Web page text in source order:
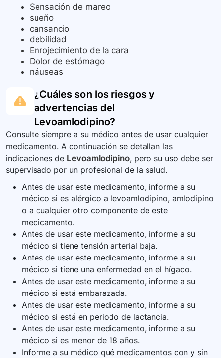
Sensación de mareo
sueño
cansancio
debilidad
Enrojecimiento de la cara
Dolor de estómago
náuseas
¿Cuáles son los riesgos y
advertencias del
Levoamlodipino?
Consulte siempre a su médico antes de usar cualquier
medicamento. A continuación se detallan las
indicaciones de Levoamlodipino, pero su uso debe ser
supervisado por un profesional de la salud.
Antes de usar este medicamento, informe a su
médico si es alérgico a levoamlodipino, amlodipino
o a cualquier otro componente de este
medicamento.
Antes de usar este medicamento, informe a su
médico si tiene tensión arterial baja.
Antes de usar este medicamento, informe a su
médico si tiene una enfermedad en el hígado.
Antes de usar este medicamento, informe a su
médico si está embarazada.
Antes de usar este medicamento, informe a su
médico si está en periodo de lactancia.
Antes de usar este medicamento, informe a su
médico si es menor de 18 años.
Informe a su médico qué medicamentos con y sin